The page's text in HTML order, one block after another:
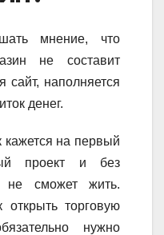
мнение, что
не составит
сайт, наполняется
денег.
кажется на первый
проект и без
не сможет жить.
торговую
нужно